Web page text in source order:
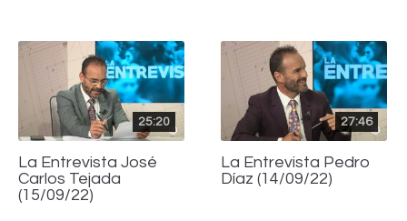
25:20
La Entrevista José
Carlos Tejada
(15/09/22)
27:46
La Entrevista Pedro
Díaz (14/09/22)